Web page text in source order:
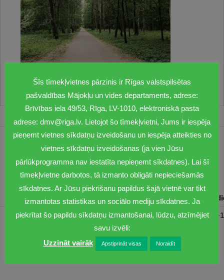
1201
dmv@riga.lv
Pirmdiena Otrdiena Trešdiena Ceturtdiena
08:30-17:00 08:00-17:00 08:00-17:00 08:00-17:00 08:00-
Šīs tīmekļvietnes pārzinis ir Rīgas valstspilsētas
pašvaldības Mājokļu un vides departaments, adrese:
Brīvības iela 49/53, Rīga, LV-1010, elektroniskā pasta
adrese: dmv@riga.lv. Lietojot šo tīmekļvietni, Jums ir iespēja
pieņemt vietnes sīkdatņu izveidošanu un iespēja atteikties no
vietnes sīkdatņu izveidošanas (ja vien Jūsu
pārlūkprogramma nav iestatīta nepieņemt sīkdatnes). Lai šī
tīmekļvietne darbotos, tā izmanto obligāti nepieciešamās
sīkdatnes. Ar Jūsu piekrišanu papildus šajā vietnē var tikt
izmantotas statistikas un sociālo mediju sīkdatnes. Ja
piekrītat šo papildu sīkdatņu izmantošanai, lūdzu, atzīmējiet
savu izvēli:
Uzzināt vairāk
Apstiprināt visas Noraidīt